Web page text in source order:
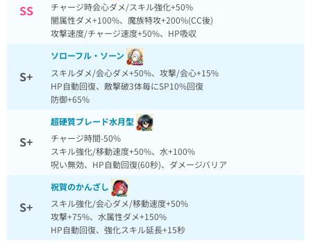
SS
チャージ時会心ダメ/スキル強化+50%
闇属性ダメ+100%、魔族特攻+200%(CC後)
攻撃速度/チャージ速度+50%、HP吸収
S+
ソローフル・ソーン
スキルダメ/会心ダメ+50%、攻撃/会心+15%
HP自動回復、敵撃破3体毎にSP10%回復
防御+65%
S+
超硬質ブレード水月型
チャージ時間-50%
スキル強化/移動速度+50%、水+100%
呪い無効、HP自動回復(60秒)、ダメージバリア
S+
祝賀のかんざし
スキル強化/会心ダメ/移動速度+50%
攻撃+75%、水属性ダメ+150%
HP自動回復、強化スキル延長+15秒